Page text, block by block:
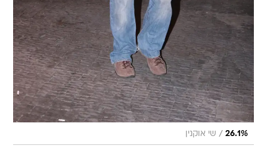
26.1%
/ שי אוקנין